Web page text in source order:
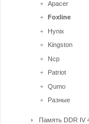
Apacer
Foxline
Hynix
Kingston
Ncp
Patriot
Qumo
Разные
Память DDR IV